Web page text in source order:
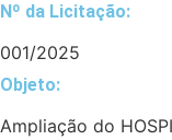
Nº da Licitação: ​​
001/2025
Objeto:
Ampliação do